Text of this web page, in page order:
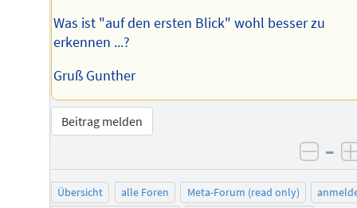
Was ist "auf den ersten Blick" wohl besser zu
erkennen ...?
Gruß Gunther
Beitrag melden
–
Übersicht alle Foren Meta-Forum (read only)